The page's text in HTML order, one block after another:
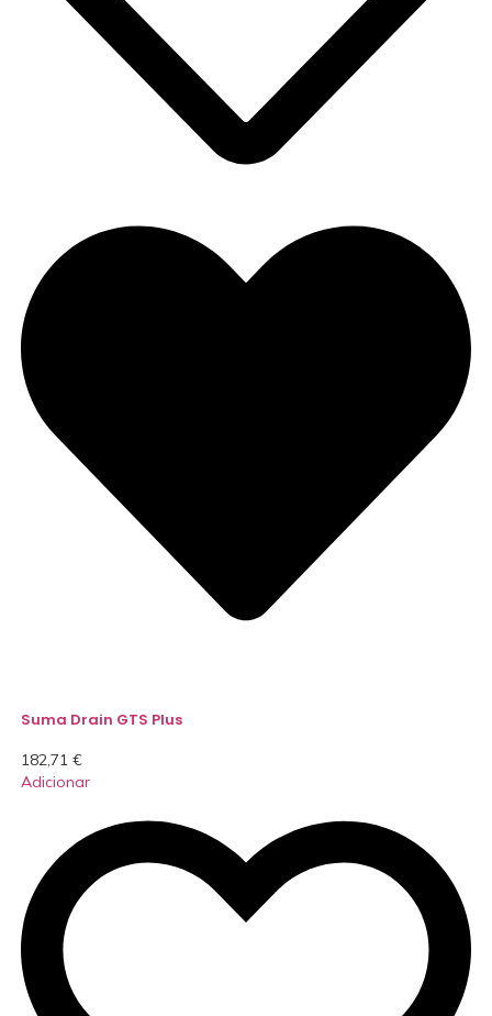
Suma Drain GTS Plus
182,71 €
Adicionar